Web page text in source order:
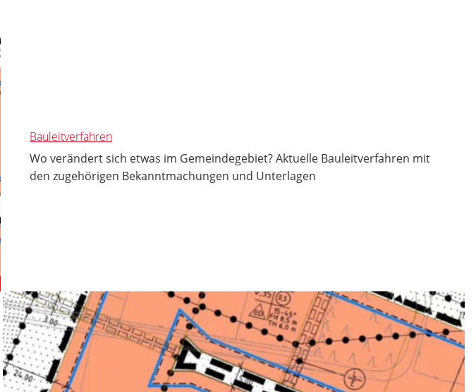
Bauleitverfahren
Wo verändert sich etwas im Gemeindegebiet? Aktuelle Bauleitverfahren mit
den zugehörigen Bekanntmachungen und Unterlagen